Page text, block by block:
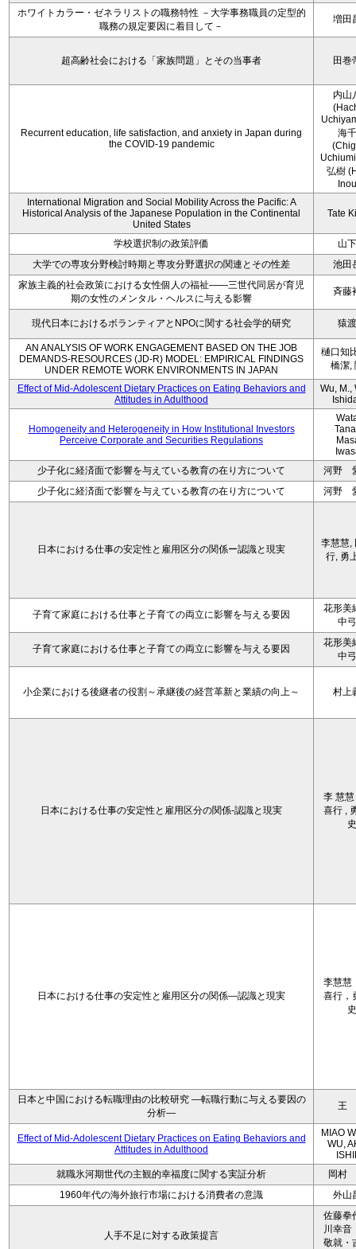
ホワイトカラー・ゼネラリストの職務特性 －大学事務職員の定型的
職務の規定要因に着目して－
増田
超高齢社会における「家族問題」とその当事者 田巻
Recurrent education, life satisfaction, and anxiety in Japan during
the COVID-19 pandemic
内山
海
弘樹
International Migration and Social Mobility Across the Pacific: A
Historical Analysis of the Japanese Population in the Continental
United States
Tate
学校選択制の政策評価
山
大学での専攻分野検討時期と専攻分野選択の関連とその性差
池田
家族主義的社会政策における女性個人の福祉――三世代同居が育児
期の女性のメンタル・ヘルスに与える影響
斉藤
現代日本におけるボランティアとNPOに関する社会学的研究 猿
AN ANALYSIS OF WORK ENGAGEMENT BASED ON THE JOB
DEMANDS-RESOURCES (JD-R) MODEL: EMPIRICAL FINDINGS
UNDER REMOTE WORK ENVIRONMENTS IN JAPAN
樋口知
橋潔,
Effect of Mid-Adolescent Dietary Practices on Eating Behaviors and
Attitudes in Adulthood
Wu, M.,
Homogeneity and Heterogeneity in How Institutional Investors
Perceive Corporate and Securities Regulations
少子化に経済面で影響を与えている教育の在り方について
河野
少子化に経済面で影響を与えている教育の在り方について
河野
日本における仕事の安定性と雇用区分の関係ー認識と現実
李慧慧,
行, 勇
子育て家庭における仕事と子育ての両立に影響を与える要因
花形美
中
子育て家庭における仕事と子育ての両立に影響を与える要因
花形美
中
小企業における後継者の役割～承継後の経営革新と業績の向上～ 村上
日本における仕事の安定性と雇用区分の関係-認識と現実
李 慧慧
喜行 ,
史
日本における仕事の安定性と雇用区分の関係—認識と現実
李慧慧
喜行，
史
日本と中国における転職理由の比較研究 ―転職行動に与える要因の
分析―
王
Effect of Mid-Adolescent Dietary Practices on Eating Behaviors and
Attitudes in Adulthood
MIAO
WU,
就職氷河期世代の主観的幸福度に関する実証分析
岡村
1960年代の海外旅行市場における消費者の意識
外山
人手不足に対する政策提言
佐藤拳
川幸音
敬就・